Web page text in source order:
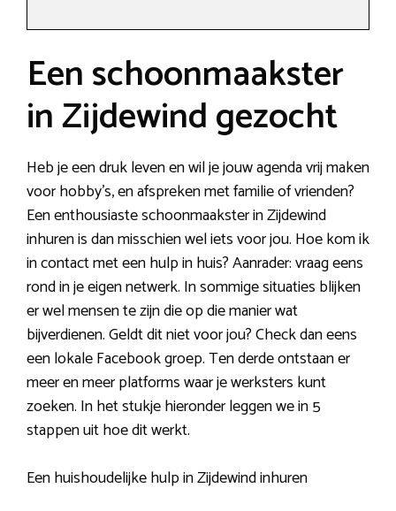
Een schoonmaakster
in Zijdewind gezocht
Heb je een druk leven en wil je jouw agenda vrij maken
voor hobby’s, en afspreken met familie of vrienden?
Een enthousiaste schoonmaakster in Zijdewind
inhuren is dan misschien wel iets voor jou. Hoe kom ik
in contact met een hulp in huis? Aanrader: vraag eens
rond in je eigen netwerk. In sommige situaties blijken
er wel mensen te zijn die op die manier wat
bijverdienen. Geldt dit niet voor jou? Check dan eens
een lokale Facebook groep. Ten derde ontstaan er
meer en meer platforms waar je werksters kunt
zoeken. In het stukje hieronder leggen we in 5
stappen uit hoe dit werkt.
Een huishoudelijke hulp in Zijdewind inhuren